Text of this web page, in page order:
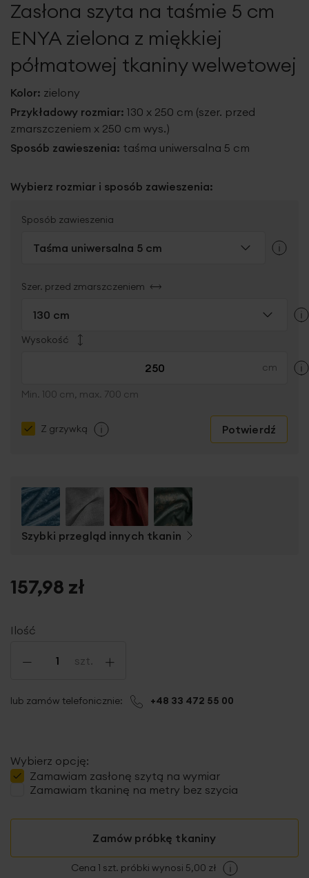
galerii
Zasłona szyta na taśmie 5 cm
ENYA zielona z miękkiej
półmatowej tkaniny welwetowej
Kolor: zielony
Przykładowy rozmiar: 130 x 250 cm (szer. przed
zmarszczeniem x 250 cm wys.)
Sposób zawieszenia: taśma uniwersalna 5 cm
Wybierz rozmiar i sposób zawieszenia:
Sposób zawieszenia
Taśma uniwersalna 5 cm
Szer. przed zmarszczeniem
130 cm
Wysokość
Min. 100 cm, max. 700 cm
Z grzywką Potwierdź
Szybki przegląd innych tkanin
157,98 zł
Ilość
- szt. +
lub zamów telefonicznie: +48 33 472 55 00
Wybierz opcję:
Zamawiam zasłonę szytą na wymiar
Zamawiam tkaninę na metry bez szycia
Zamów próbkę tkaniny
Cena 1 szt. próbki wynosi 5,00 zł